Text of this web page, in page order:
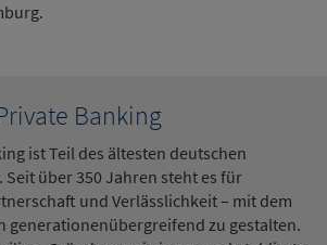
Banking
ist Teil des ältesten deutschen
Seit über 350 Jahren steht es für
und Verlässlichkeit – mit dem
generationenübergreifend zu gestalten.